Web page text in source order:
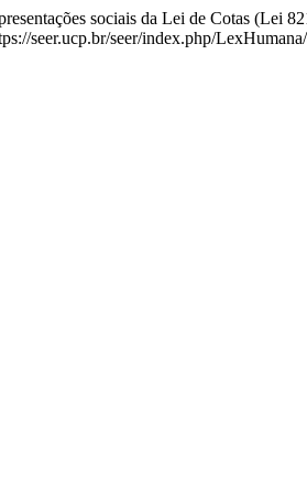
sociais da Lei de Cotas (Lei
seer.ucp.br/seer/index.php/